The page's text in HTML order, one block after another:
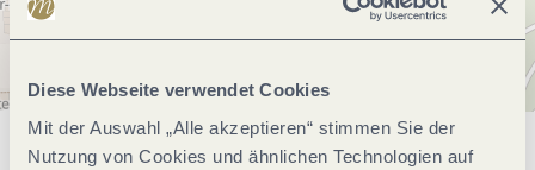
Diese Webseite verwendet Cookies
Mit der Auswahl „Alle akzeptieren“ stimmen Sie der
Nutzung von Cookies und ähnlichen Technologien auf